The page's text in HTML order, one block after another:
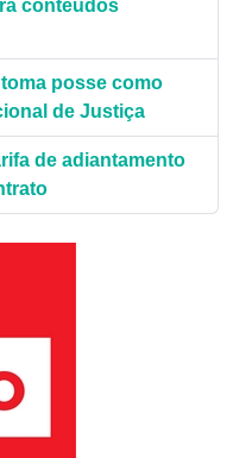
conteúdos
posse como
de Justiça
de adiantamento